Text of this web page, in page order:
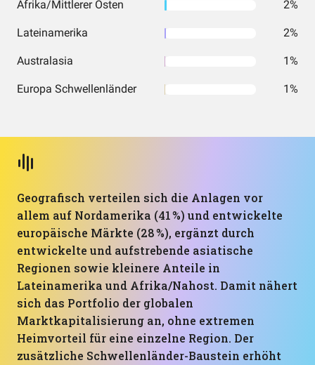
Afrika/Mittlerer Osten 2%
Lateinamerika 2%
Australasia 1%
Europa Schwellenländer 1%
Geografisch verteilen sich die Anlagen vor
allem auf Nordamerika (41 %) und entwickelte
europäische Märkte (28 %), ergänzt durch
entwickelte und aufstrebende asiatische
Regionen sowie kleinere Anteile in
Lateinamerika und Afrika/Nahost. Damit nähert
sich das Portfolio der globalen
Marktkapitalisierung an, ohne extremen
Heimvorteil für eine einzelne Region. Der
zusätzliche Schwellenländer-Baustein erhöht